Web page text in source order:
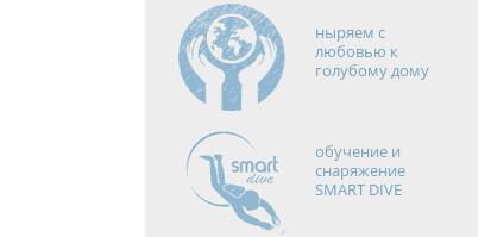
ныряем с
любовью к
голубому дому
обучение и
снаряжение
SMART DIVE